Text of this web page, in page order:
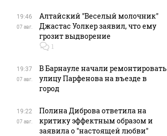
19:46
07 авг.
Алтайский "Веселый молочник"
Джастас Уолкер заявил, что ему
грозит выдворение
1
19:37
07 авг.
В Барнауле начали ремонтировать
улицу Парфенова на въезде в
город
19:22
07 авг.
Полина Диброва ответила на
критику эффектным образом и
заявила о "настоящей любви"